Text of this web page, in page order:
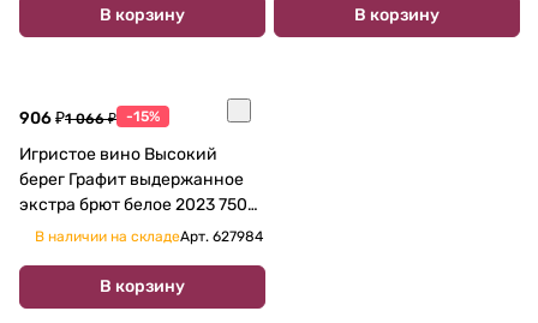
В корзину В корзину
906 ₽1 066 ₽ -15%
Игристое вино Высокий
берег Графит выдержанное
экстра брют белое 2023 750
млВ наличии на складеАрт. 627984
В корзину